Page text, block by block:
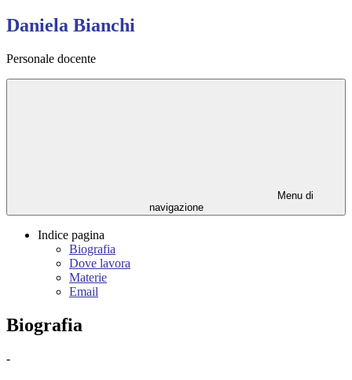
Daniela Bianchi
Personale docente
Menu di
navigazione
Indice pagina
Biografia
Dove lavora
Materie
Email
Biografia
-